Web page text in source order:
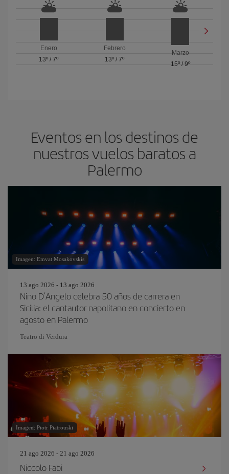
Enero
13º /7º
Febrero
13º / 7º
Marzo
15º/ 9º
Eventos en los destinos de
nuestros vuelos baratos a
Palermo
Imagen: Emvat Mosakovskis
13 ago 2026 - 13 ago 2026
Nino D’Angelo celebra 50 años de carrera en
Sicilia: el cantautor napolitano en concierto en
agosto en Palermo
Teatro di Verdura
Imagen: Piotr Piatrouski
21 ago 2026 - 21 ago 2026
Niccolo Fabi